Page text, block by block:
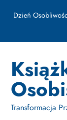
Jak Budować
Jak Projektować i
Osiągania
Dzień
ułamku sekundy
Jak Budować
Transformacja